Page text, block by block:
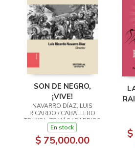
SON DE NEGRO,
¡VIVE!
NAVARRO DÍAZ, LUIS
RICARDO / CABALLERO
TRUYOL, TOMÁS / BARRIOS
MÁRCELES, DIANA LUZ /
SARABIA CASTILLO,
FRANCISCO JAVIER
En stock
$ 75,000.00